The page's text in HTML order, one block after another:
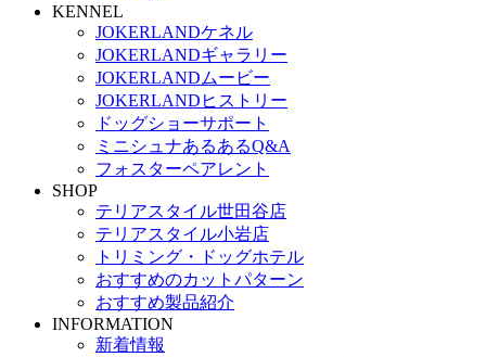
KENNEL
JOKERLANDケネル
JOKERLANDギャラリー
JOKERLANDムービー
JOKERLANDヒストリー
ドッグショーサポート
ミニシュナあるあるQ&A
フォスターペアレント
SHOP
テリアスタイル世田谷店
テリアスタイル小岩店
トリミング・ドッグホテル
おすすめのカットパターン
おすすめ製品紹介
INFORMATION
新着情報